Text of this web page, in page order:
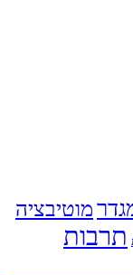
מוטיבציה
תרבות